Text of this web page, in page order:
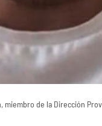
miembro de la Dirección